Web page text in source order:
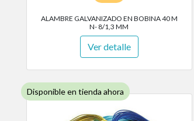
ALAMBRE GALVANIZADO EN BOBINA 40 M
N- 8/1,3 MM
Ver detalle
Disponible en tienda ahora